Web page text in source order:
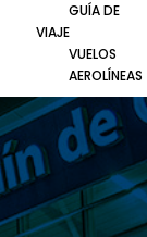
GUÍA DE
VIAJE
VUELOS
AEROLÍNEAS